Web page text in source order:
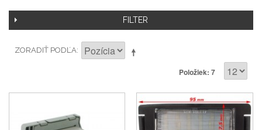
FILTER
ZORADIŤ PODĽA
Položiek: 7